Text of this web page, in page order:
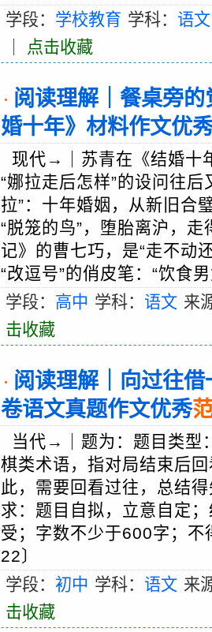
学段： 学校教育 学科： 语文
点击收藏
· 阅读理解｜餐桌旁
婚十年》材料作文优
现代→｜苏青在《结婚十
“娜拉走后怎样”的设问往
拉”：十年婚姻，从新旧合
“脱笼的鸟”，堕胎离沪，
记》的曹七巧，是“走不动
“改逗号”的俏皮笔：“饮食
学段： 高中 学科： 语文 来
击收藏
· 阅读理解｜向过往
卷语文真题作文优秀
当代→｜题为：题目类型
棋类术语，指对局结束后
此，需要回看过往，总结
求：题目自拟，立意自定
受；字数不少于600字；
22〕
学段： 初中 学科： 语文 来
击收藏